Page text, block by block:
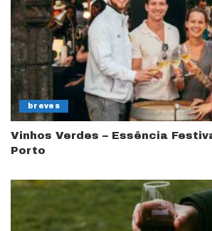
breves
Vinhos Verdes – Essência
Porto